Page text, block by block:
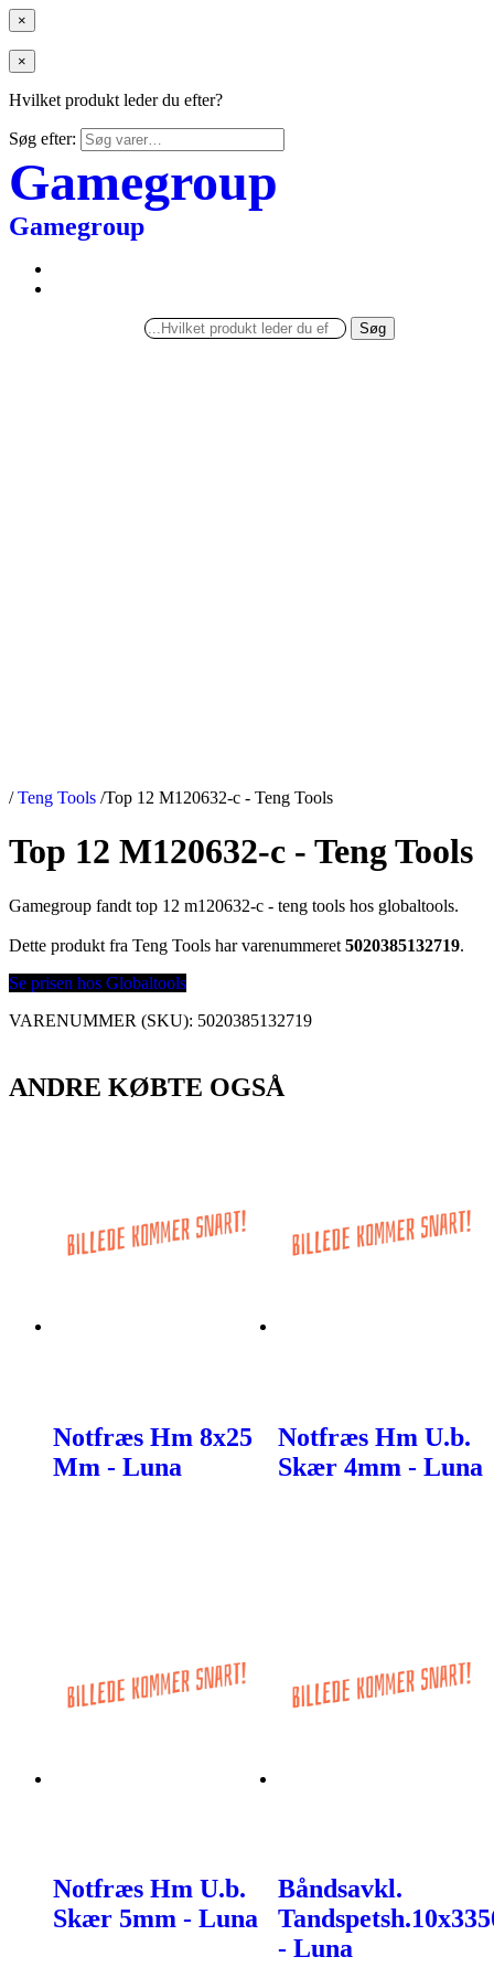
×
×
Hvilket produkt leder du efter?
Søg efter:
Gamegroup
Gamegroup
Søg
/ Teng Tools /Top 12 M120632-c - Teng Tools
Top 12 M120632-c - Teng Tools
Gamegroup fandt top 12 m120632-c - teng tools hos globaltools.
Dette produkt fra Teng Tools har varenummeret 5020385132719.
Se prisen hos Globaltools
VARENUMMER (SKU): 5020385132719
ANDRE KØBTE OGSÅ
Notfræs Hm 8x25
Mm - Luna
Notfræs Hm U.b.
Skær 4mm - Luna
Notfræs Hm U.b.
Skær 5mm - Luna
Båndsavkl.
- Luna